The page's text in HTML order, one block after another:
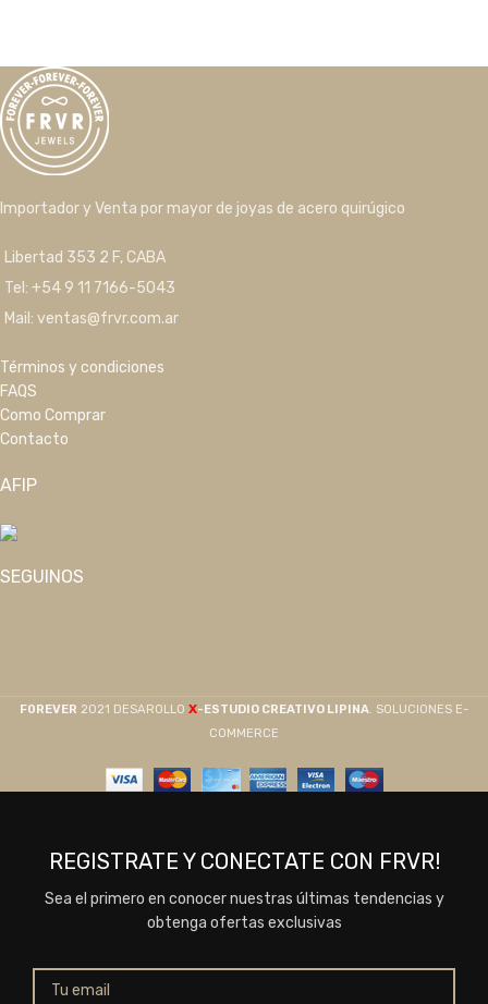
Importador y Venta por mayor de joyas de acero quirúgico
Libertad 353 2 F, CABA
Tel: +54 9 11 7166-5043
Mail: ventas@frvr.com.ar
Términos y condiciones
FAQS
Como Comprar
Contacto
AFIP
SEGUINOS
F0REVER 2021 DESAROLLO X-ESTUDIO CREATIVO LIPINA. SOLUCIONES E-
COMMERCE
REGISTRATE Y CONECTATE CON FRVR!
Sea el primero en conocer nuestras últimas tendencias y
obtenga ofertas exclusivas